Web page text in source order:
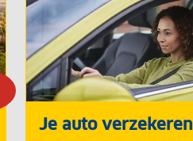
Je auto verzekeren